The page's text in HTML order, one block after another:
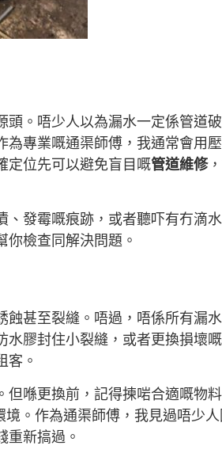
。唔少人以為漏水一定係管道破
專業嘅通渠師傅，我通常會用
定位先可以避免盲目嘅管道維修
、發霉嘅痕跡，或者聽吓有冇滴水
檢查同解決問題。
甚至裂縫。唔過，唔係所有漏
水膠封住小裂縫，或者更換損壞
客。
喺更換前，記得揀啱合適嘅物料
。作為通渠師傅，我見過唔少
新搞過。